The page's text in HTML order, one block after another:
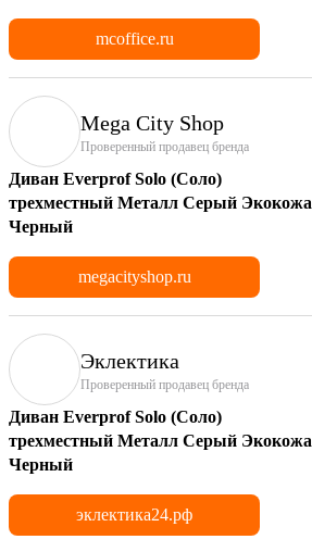
mcoffice.ru
Mega City Shop
Проверенный продавец бренда
Диван Everprof Solo (Соло)
трехместный Металл Серый Экокожа
Черный
megacityshop.ru
Эклектика
Проверенный продавец бренда
Диван Everprof Solo (Соло)
трехместный Металл Серый Экокожа
Черный
эклектика24.рф